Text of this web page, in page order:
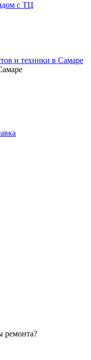
с ТЦ
и техники в Самаре
ремонта?